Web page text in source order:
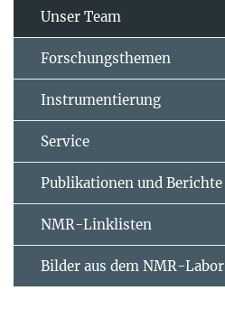
Unser Team
Forschungsthemen
Instrumentierung
Service
Publikationen und Berichte
NMR-Linklisten
Bilder aus dem NMR-Labor